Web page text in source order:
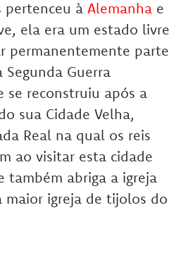
pertenceu à Alemanha e
ela era um estado livre
permanentemente parte
Guerra
se reconstruiu após a
sua Cidade Velha,
Real na qual os reis
ao visitar esta cidade
também abriga a igreja
maior igreja de tijolos do